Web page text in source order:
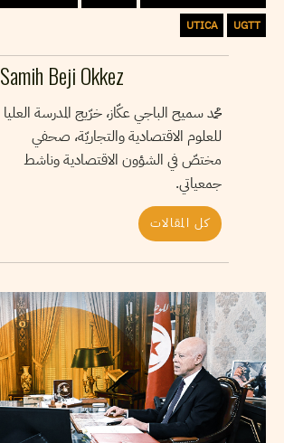
UGTT
UTICA
Samih Beji Okkez
محمد سميح الباجي عكّاز، خرّيج المدرسة العليا
للعلوم الاقتصادية والتجاريّة، صحفي
مختصّ في الشؤون الاقتصادية وناشط
جمعياتي.
كل المقالات